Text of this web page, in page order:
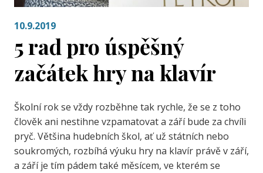
10.9.2019
5 rad pro úspěšný
začátek hry na klavír
Školní rok se vždy rozběhne tak rychle, že se z toho
člověk ani nestihne vzpamatovat a září bude za chvíli
pryč. Většina hudebních škol, ať už státních nebo
soukromých, rozbíhá výuku hry na klavír právě v září,
a září je tím pádem také měsícem, ve kterém se